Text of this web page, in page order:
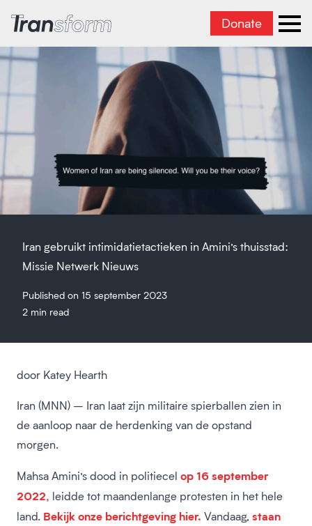
Iran transformeren Donate
Iran gebruikt intimidatietactieken in Amini’s thuisstad:
Missie Netwerk Nieuws
Published on 15 september 2023
2 min read
door Katey Hearth
Iran (MNN) – Iran laat zijn militaire spierballen zien in
de aanloop naar de herdenking van de opstand
morgen.
Mahsa Amini’s dood in politiecel op 16 september
2022, leidde tot maandenlange protesten in het hele
land. Bekijk onze berichtgeving hier. Vandaag, staan